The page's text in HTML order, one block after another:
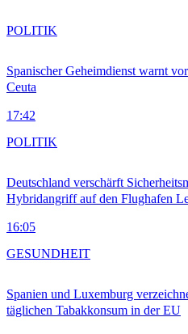
Spanischer Geheimdienst warnt
Ceuta
17:42
POLITIK
Deutschland verschärft
Hybridangriff auf den Flughafen
16:05
POLITIK
Spanien und Luxemburg
täglichen Tabakkonsum in der EU
GESUNDHEIT